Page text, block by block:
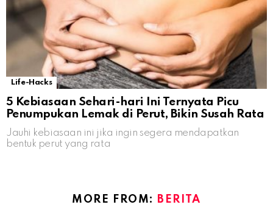
Life-Hacks
5 Kebiasaan Sehari-hari Ini Ternyata Picu
Penumpukan Lemak di Perut, Bikin Susah Rata
Jauhi kebiasaan ini jika ingin segera mendapatkan
bentuk perut yang rata
MORE FROM: BERITA